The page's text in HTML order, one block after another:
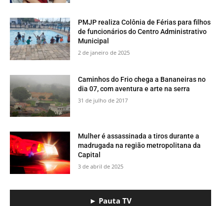
PMJP realiza Colônia de Férias para filhos
de funcionários do Centro Administrativo
Municipal
2 de janeiro de 2025
​Caminhos do Frio chega a Bananeiras no
dia 07, com aventura e arte na serra
31 de julho de 2017
Mulher é assassinada a tiros durante a
madrugada na região metropolitana da
Capital
3 de abril de 2025
► Pauta TV